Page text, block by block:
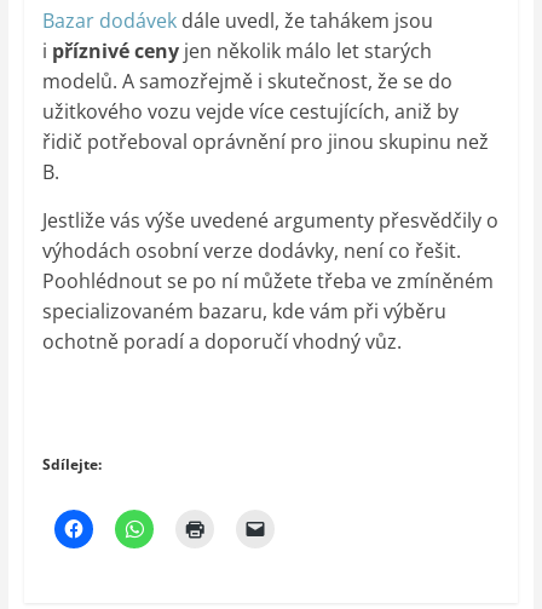
Bazar dodávekdále uvedl, že tahákem jsou
i příznivé ceny jen několik málo let starých
modelů. A samozřejmě i skutečnost, že se do
užitkového vozu vejde více cestujících, aniž by
řidič potřeboval oprávnění pro jinou skupinu než
B.
Jestliže vás výše uvedené argumenty přesvědčily o
výhodách osobní verze dodávky, není co řešit.
Poohlédnout se po ní můžete třeba ve zmíněném
specializovaném bazaru, kde vám při výběru
ochotně poradí a doporučí vhodný vůz.
Sdílejte: